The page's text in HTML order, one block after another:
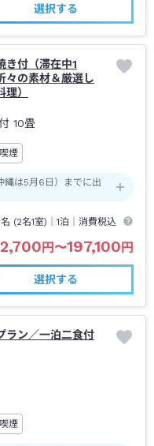
選択する
付（滞在中1
々の素材＆厳選し
）
10畳
喫煙
は5月6日）までに出
名 (2名1室)｜1泊 ｜消費税込
円〜197,100円
選択する
ラン／一泊二食付
喫煙